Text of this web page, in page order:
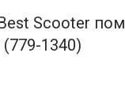
Scooter
1340)